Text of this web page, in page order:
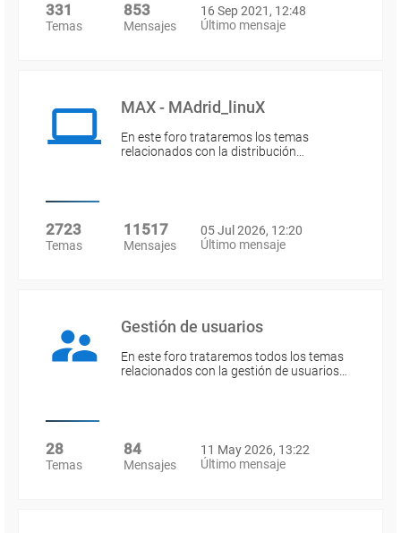
331
Temas
853
Mensajes
16 Sep 2021, 12:48
Último mensaje
MAX - MAdrid_linuX
En este foro trataremos los temas
relacionados con la distribución…
2723
Temas
11517
Mensajes
05 Jul 2026, 12:20
Último mensaje
Gestión de usuarios
En este foro trataremos todos los temas
relacionados con la gestión de usuarios…
28
Temas
84
Mensajes
11 May 2026, 13:22
Último mensaje